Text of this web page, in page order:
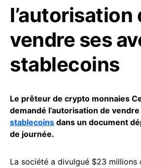
l’autorisation
vendre ses
stablecoins
Le prêteur de crypto monnaies
demandé l’autorisation de
stablecoins dans un document
de journée.
La société a divulgué $23 millions